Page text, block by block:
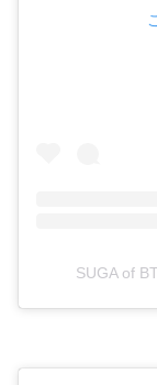
SUGA of